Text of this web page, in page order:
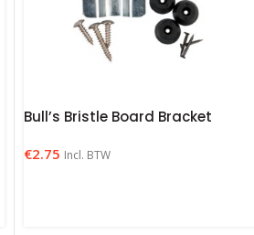
Bull’s Bristle Board Bracket
€2.75 Incl. BTW